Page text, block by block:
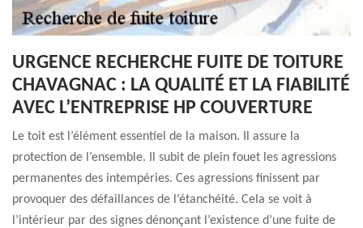
URGENCE RECHERCHE FUITE DE TOITURE
CHAVAGNAC : LA QUALITÉ ET LA FIABILITÉ
AVEC L’ENTREPRISE HP COUVERTURE
Le toit est l’élément essentiel de la maison. Il assure la
protection de l’ensemble. Il subit de plein fouet les agressions
permanentes des intempéries. Ces agressions finissent par
provoquer des défaillances de l’étanchéité. Cela se voit à
l’intérieur par des signes dénonçant l’existence d’une fuite de